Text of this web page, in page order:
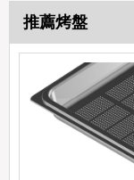
推薦烤盤